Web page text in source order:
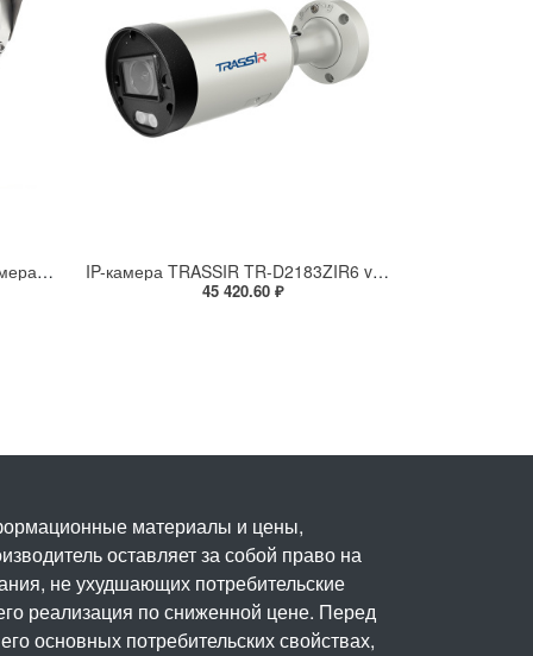
Взрывозащищенная IP-видеокамера Релион Релион-Exd-Н-100-ИК-IP5Мп2.8mm-PoE-МК-TR IP-камера TRASSIR TR-D2183ZIR6 v7 (2.7-13.5 мм)
45 420.60 ₽
материалы и цены,
оставляет за собой право на
не ухудшающих потребительские
реализация по сниженной цене. Перед
основных потребительских свойствах,